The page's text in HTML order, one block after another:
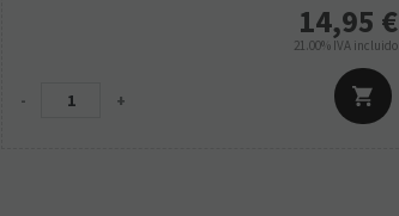
14,95 €
21.00% IVA incluido
- +